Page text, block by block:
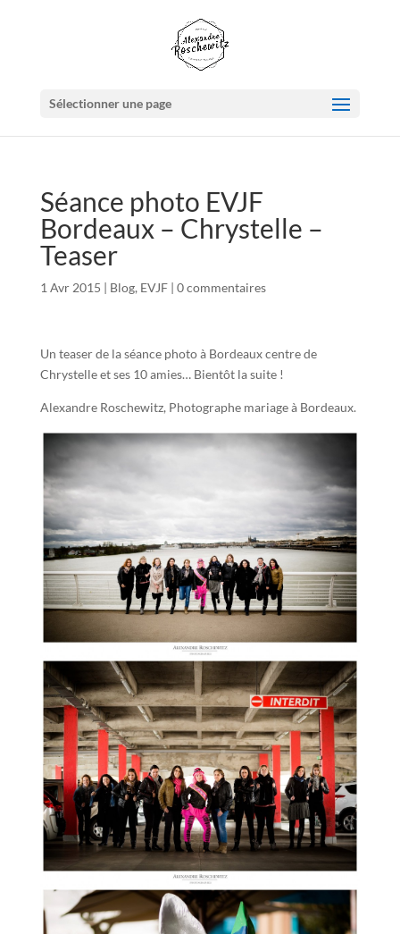
Sélectionner une page
Séance photo EVJF
Bordeaux – Chrystelle –
Teaser
1 Avr 2015 | Blog, EVJF| 0 commentaires
Un teaser de la séance photo à Bordeaux centre de
Chrystelle et ses 10 amies… Bientôt la suite !
Alexandre Roschewitz, Photographe mariage à Bordeaux.